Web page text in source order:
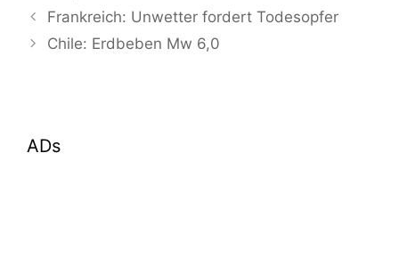
Frankreich: Unwetter fordert Todesopfer
Chile: Erdbeben Mw 6,0
ADs